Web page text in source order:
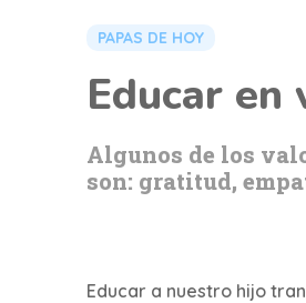
PAPAS DE HOY
Educar en
Algunos de los
son: gratitud,
Educar a nuestro hijo